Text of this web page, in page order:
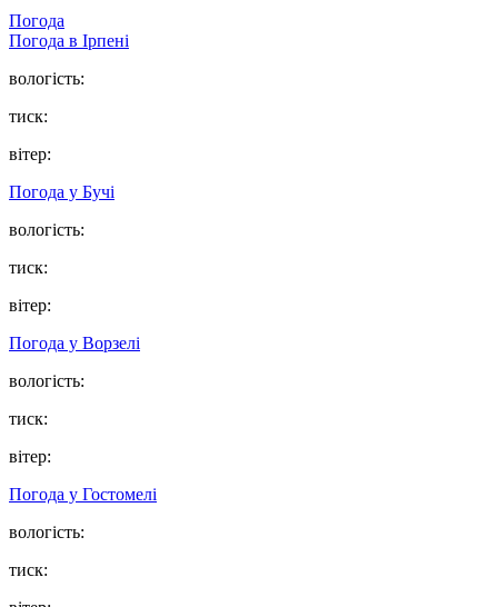
Погода
Погода в Ірпені
вологість:
тиск:
вітер:
Погода у Бучі
вологість:
тиск:
вітер:
Погода у Ворзелі
вологість:
тиск:
вітер:
Погода у Гостомелі
вологість:
тиск: